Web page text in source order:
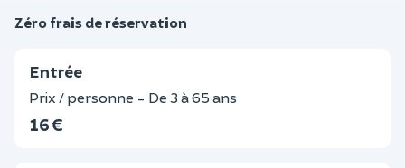
Zéro frais de réservation
Entrée
Prix / personne - De 3 à 65 ans
16 €